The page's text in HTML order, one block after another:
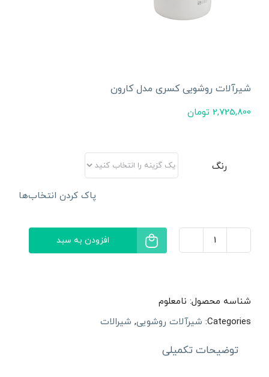
شیرآلات روشویی کسری مدل کارون
2,725,800 تومان
رنگ
پاک کردن انتخاب‌ها
شیرآلات
عدد
افزودن به سبد
شناسه محصول: نامعلوم
Categories: شیرآلات روشویی, شیرالات
توضیحات تکمیلی